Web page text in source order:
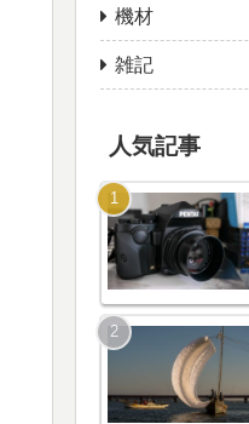
機材
雑記
人気記事